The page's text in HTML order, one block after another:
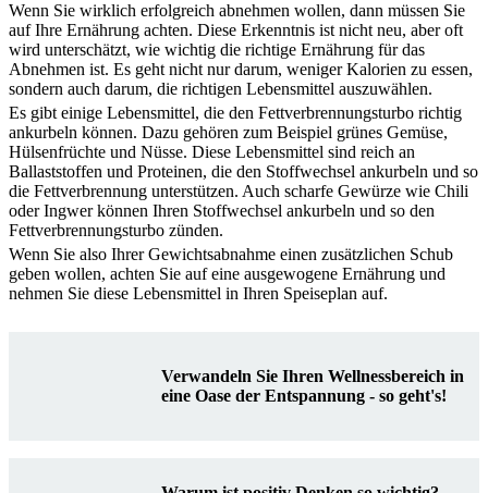
Wenn Sie wirklich erfolgreich abnehmen wollen, dann müssen Sie
auf Ihre Ernährung achten. Diese Erkenntnis ist nicht neu, aber oft
wird unterschätzt, wie wichtig die richtige Ernährung für das
Abnehmen ist. Es geht nicht nur darum, weniger Kalorien zu essen,
sondern auch darum, die richtigen Lebensmittel auszuwählen.
Es gibt einige Lebensmittel, die den Fettverbrennungsturbo richtig
ankurbeln können. Dazu gehören zum Beispiel grünes Gemüse,
Hülsenfrüchte und Nüsse. Diese Lebensmittel sind reich an
Ballaststoffen und Proteinen, die den Stoffwechsel ankurbeln und so
die Fettverbrennung unterstützen. Auch scharfe Gewürze wie Chili
oder Ingwer können Ihren Stoffwechsel ankurbeln und so den
Fettverbrennungsturbo zünden.
Wenn Sie also Ihrer Gewichtsabnahme einen zusätzlichen Schub
geben wollen, achten Sie auf eine ausgewogene Ernährung und
nehmen Sie diese Lebensmittel in Ihren Speiseplan auf.
Verwandeln Sie Ihren Wellnessbereich in
eine Oase der Entspannung - so geht's!